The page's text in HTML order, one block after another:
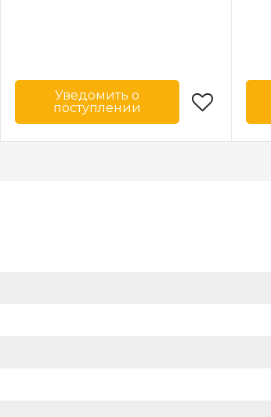
Уведомить о
поступлении
Бренд
Donwei